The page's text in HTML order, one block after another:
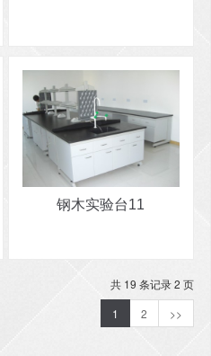
钢木实验台11
共 19 条记录 2 页
1
2 >>